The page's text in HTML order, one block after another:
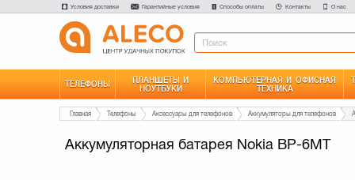
Условия доставки Гарантийные условия Способы оплаты Контакты О нас
ТЕЛЕФОНЫ
ПЛАНШЕТЫ И
НОУТБУКИ
КОМПЬЮТЕРНАЯ И ОФИСНАЯ
ТЕХНИКА
Главная Телефоны Аксессуары для телефонов Аккумуляторы для телефонов
Аккумуляторная батарея Nokia BP-6MT